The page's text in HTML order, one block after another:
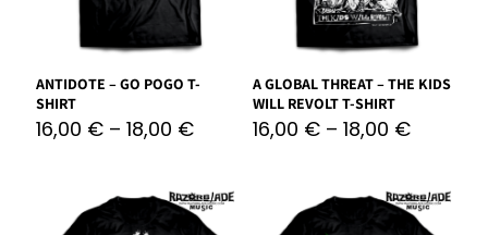
ANTIDOTE – GO POGO T-
SHIRT
16,00 € – 18,00 €
A GLOBAL THREAT – THE KIDS
WILL REVOLT T-SHIRT
16,00 €– 18,00 €